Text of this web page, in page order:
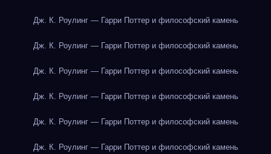
Дж. К. Роулинг — Гарри Поттер и философский камень
Дж. К. Роулинг — Гарри Поттер и философский камень
Дж. К. Роулинг — Гарри Поттер и философский камень
Дж. К. Роулинг — Гарри Поттер и философский камень
Дж. К. Роулинг — Гарри Поттер и философский камень
Дж. К. Роулинг — Гарри Поттер и философский камень